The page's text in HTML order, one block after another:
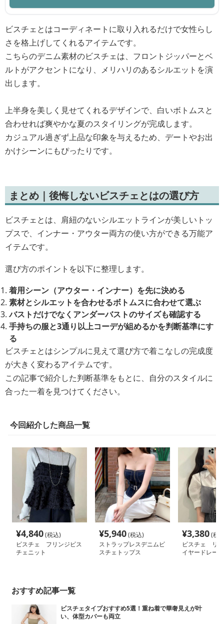
ビスチェとはコーディネートに取り入れるだけで女性らし
さを格上げしてくれるアイテムです。
こちらのデニム素材のビスチェは、フロントジッパーとベ
ルトがアクセントになり、メリハリのあるシルエットを演
出します。
上半身を美しく見せてくれるデザインで、白いボトムスと
合わせれば爽やかな夏のスタイリングが完成します。
カジュアル過ぎず上品な印象を与えるため、デートやお出
かけシーンにもぴったりです。
まとめ｜後悔しないビスチェとはの選び方
ビスチェとは、肩紐のないシルエットラインが美しいトッ
プスで、インナー・アウター両方の使い方ができる万能ア
イテムです。
選び方のポイントを以下に整理します。
着用シーン（アウター・インナー）を先に決める
素材とシルエットを合わせるボトムスに合わせて選ぶ
バストだけでなくアンダーバストのサイズも確認する
手持ちの服と3通り以上コーデが組めるかを判断基準にす
る
ビスチェとはシンプルに見えて選び方で着こなしの完成度
が大きく変わるアイテムです。
この記事で紹介した判断基準をもとに、自分のスタイルに
合った一着を見つけてください。
今回紹介した商品一覧
¥4,840(税込)
ビスチェ フリンジビス
チェニット
¥5,940(税込)
ストラップレスデニムビ
スチェトップス
¥3,380(税
ビスチェ リ
イヤードレー
おすすめ記事一覧
ビスチェタイプおすすめ5選！重ね着で華奢見えが叶
い、体型カバーも両立